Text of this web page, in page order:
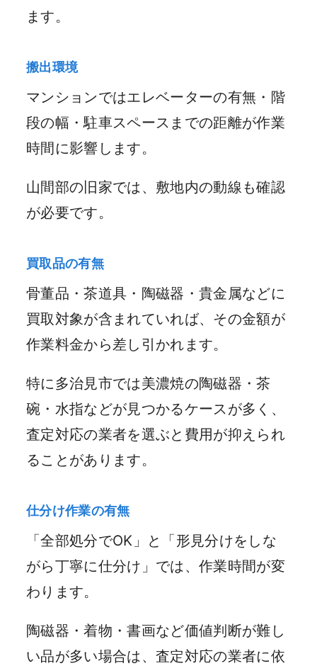
ます。
搬出環境
マンションではエレベーターの有無・階
段の幅・駐車スペースまでの距離が作業
時間に影響します。
山間部の旧家では、敷地内の動線も確認
が必要です。
買取品の有無
骨董品・茶道具・陶磁器・貴金属などに
買取対象が含まれていれば、その金額が
作業料金から差し引かれます。
特に多治見市では美濃焼の陶磁器・茶
碗・水指などが見つかるケースが多く、
査定対応の業者を選ぶと費用が抑えられ
ることがあります。
仕分け作業の有無
「全部処分でOK」と「形見分けをしな
がら丁寧に仕分け」では、作業時間が変
わります。
陶磁器・着物・書画など価値判断が難し
い品が多い場合は、査定対応の業者に依